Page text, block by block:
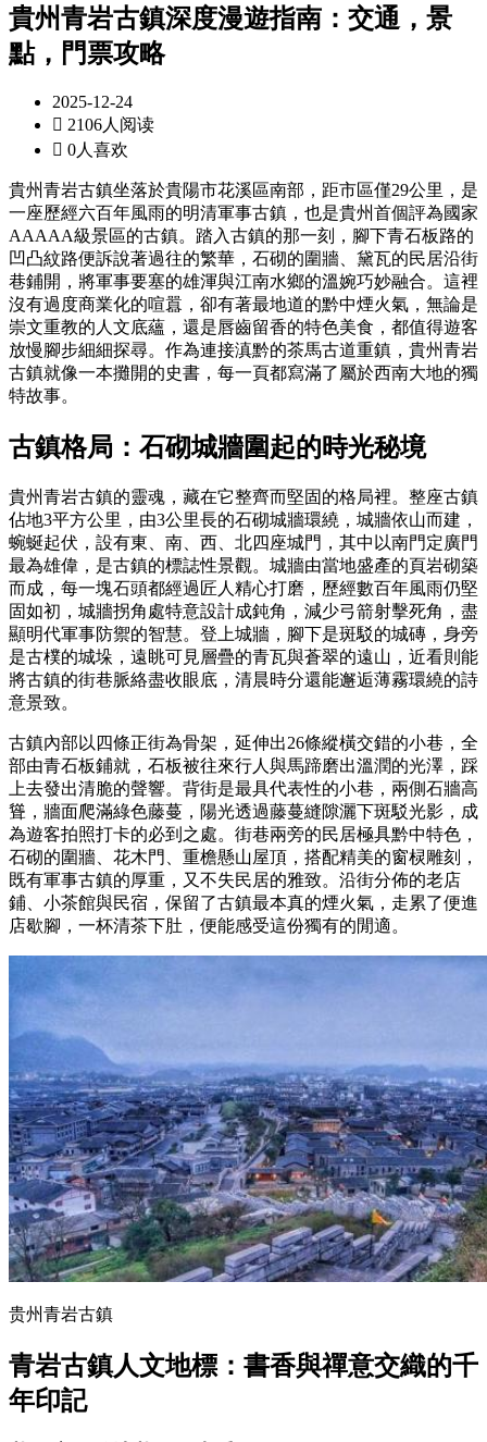
貴州青岩古鎮深度漫遊指南：交通，景
點，門票攻略
2025-12-24
 2106人阅读
 0人喜欢
貴州青岩古鎮坐落於貴陽市花溪區南部，距市區僅29公里，是
一座歷經六百年風雨的明清軍事古鎮，也是貴州首個評為國家
AAAAA級景區的古鎮。踏入古鎮的那一刻，腳下青石板路的
凹凸紋路便訴說著過往的繁華，石砌的圍牆、黛瓦的民居沿街
巷鋪開，將軍事要塞的雄渾與江南水鄉的溫婉巧妙融合。這裡
沒有過度商業化的喧囂，卻有著最地道的黔中煙火氣，無論是
崇文重教的人文底蘊，還是唇齒留香的特色美食，都值得遊客
放慢腳步細細探尋。作為連接滇黔的茶馬古道重鎮，貴州青岩
古鎮就像一本攤開的史書，每一頁都寫滿了屬於西南大地的獨
特故事。
古鎮格局：石砌城牆圍起的時光秘境
貴州青岩古鎮的靈魂，藏在它整齊而堅固的格局裡。整座古鎮
佔地3平方公里，由3公里長的石砌城牆環繞，城牆依山而建，
蜿蜒起伏，設有東、南、西、北四座城門，其中以南門定廣門
最為雄偉，是古鎮的標誌性景觀。城牆由當地盛產的頁岩砌築
而成，每一塊石頭都經過匠人精心打磨，歷經數百年風雨仍堅
固如初，城牆拐角處特意設計成鈍角，減少弓箭射擊死角，盡
顯明代軍事防禦的智慧。登上城牆，腳下是斑駁的城磚，身旁
是古樸的城垛，遠眺可見層疊的青瓦與蒼翠的遠山，近看則能
將古鎮的街巷脈絡盡收眼底，清晨時分還能邂逅薄霧環繞的詩
意景致。
古鎮內部以四條正街為骨架，延伸出26條縱橫交錯的小巷，全
部由青石板鋪就，石板被往來行人與馬蹄磨出溫潤的光澤，踩
上去發出清脆的聲響。背街是最具代表性的小巷，兩側石牆高
聳，牆面爬滿綠色藤蔓，陽光透過藤蔓縫隙灑下斑駁光影，成
為遊客拍照打卡的必到之處。街巷兩旁的民居極具黔中特色，
石砌的圍牆、花木門、重檐懸山屋頂，搭配精美的窗棂雕刻，
既有軍事古鎮的厚重，又不失民居的雅致。沿街分佈的老店
鋪、小茶館與民宿，保留了古鎮最本真的煙火氣，走累了便進
店歇腳，一杯清茶下肚，便能感受這份獨有的閒適。
贵州青岩古鎮
青岩古鎮人文地標：書香與禪意交織的千
年印記